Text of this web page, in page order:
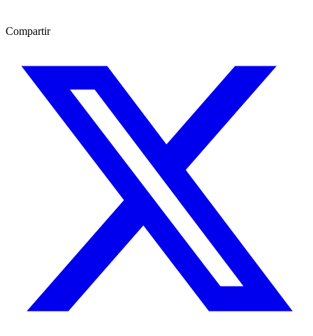
Compartir